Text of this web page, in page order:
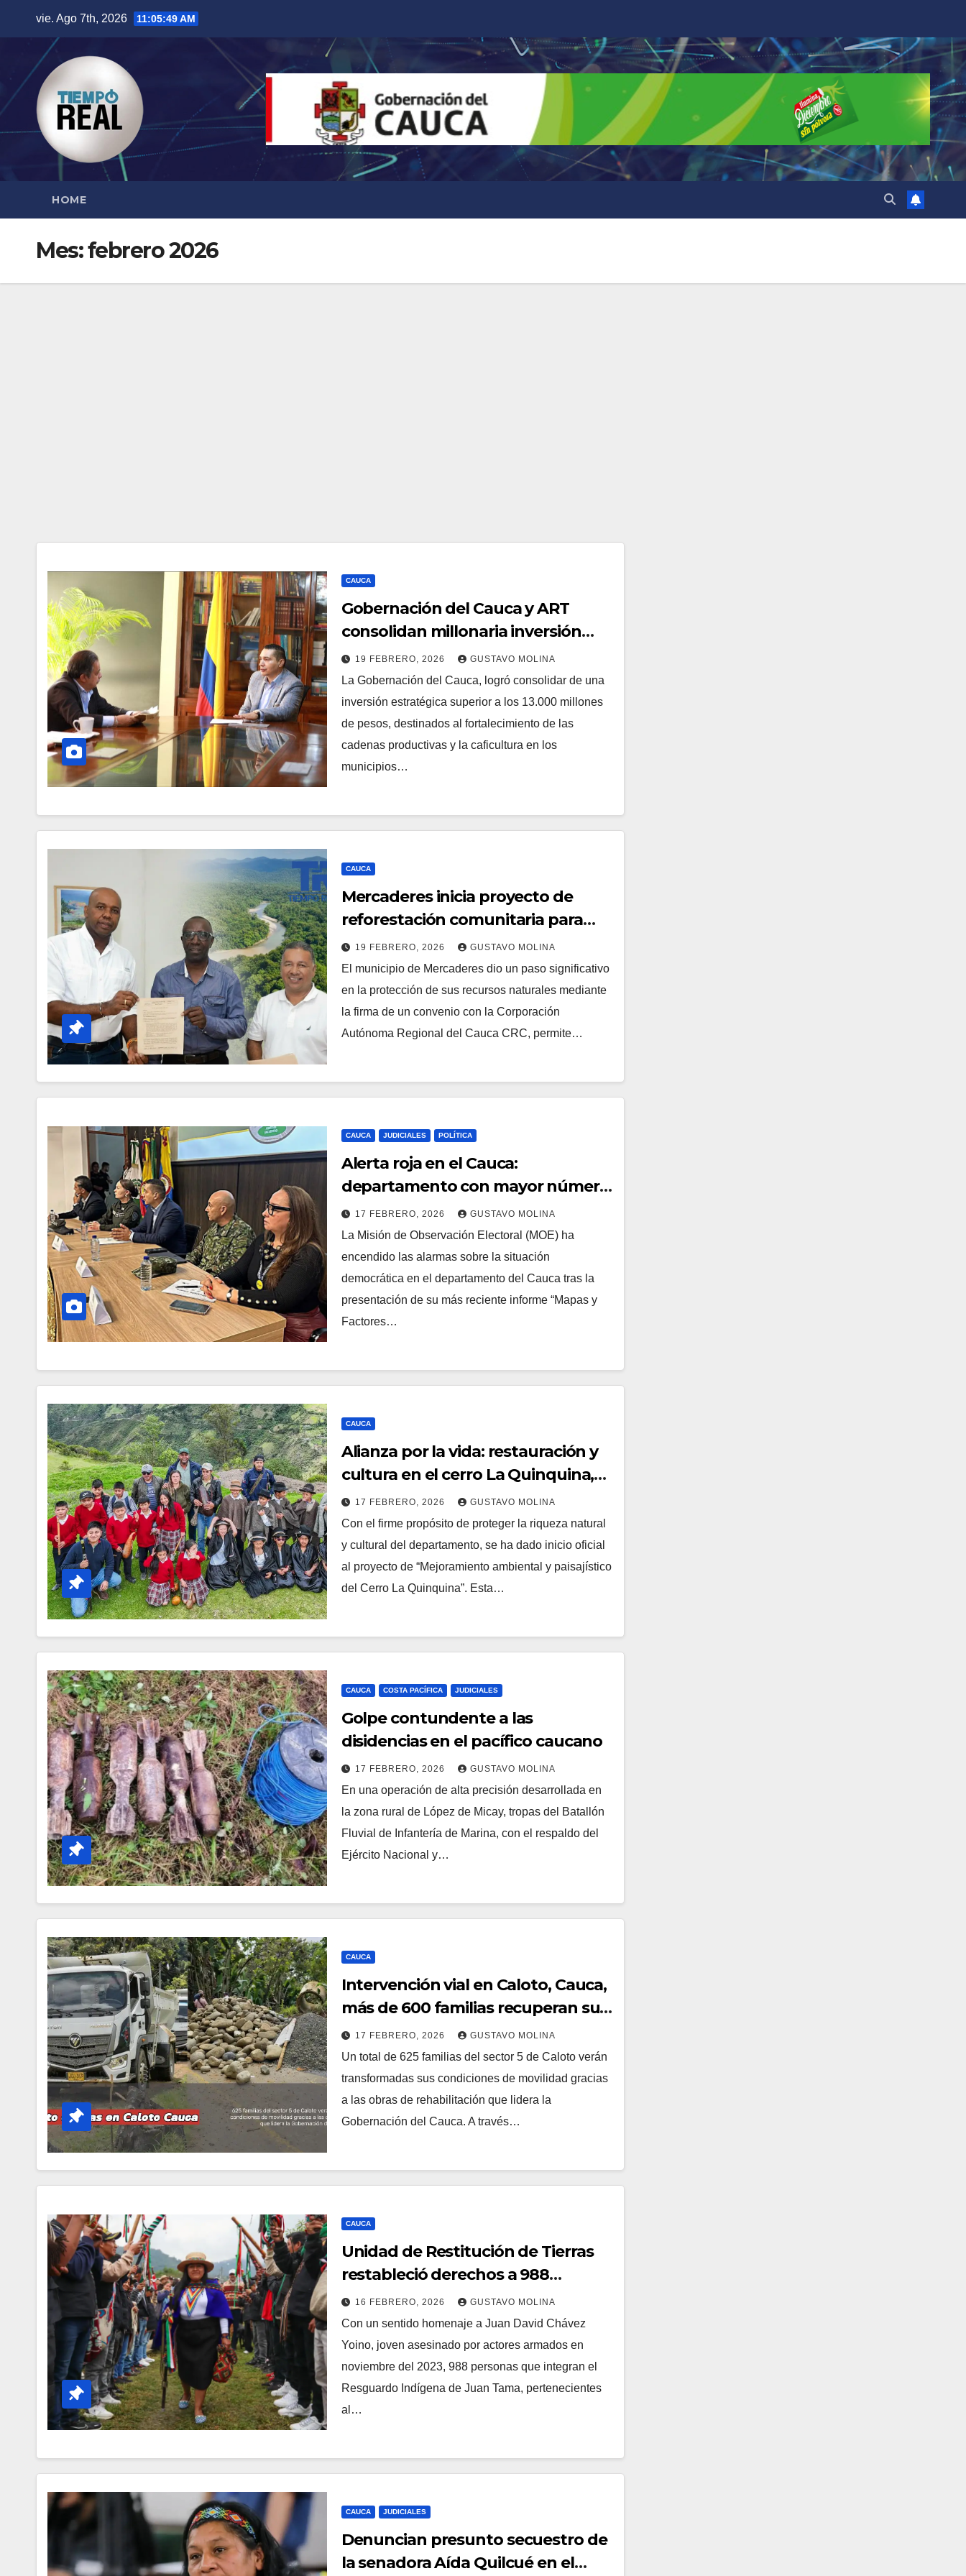
contenido
vie. Ago 7th, 2026 11:05:50 AM
HOME
Mes:febrero 2026
CAUCA
Gobernación del Cauca y ART
consolidan millonaria inversión
para fortalecer la caficultura en
zonas PDET
19 FEBRERO, 2026 GUSTAVO MOLINA
La Gobernación del Cauca, logró consolidar de una
inversión estratégica superior a los 13.000 millones
de pesos, destinados al fortalecimiento de las
cadenas productivas y la caficultura en los
municipios…
CAUCA
Mercaderes inicia proyecto de
reforestación comunitaria para
proteger sus fuentes hídricas
19 FEBRERO, 2026 GUSTAVO MOLINA
El municipio de Mercaderes dio un paso significativo
en la protección de sus recursos naturales mediante
la firma de un convenio con la Corporación
Autónoma Regional del Cauca CRC, permite…
CAUCA JUDICIALES POLÍTICA
Alerta roja en el Cauca:
departamento con mayor número
de municipios en riesgo extremo
para las elecciones 2026
17 FEBRERO, 2026 GUSTAVO MOLINA
La Misión de Observación Electoral (MOE) ha
encendido las alarmas sobre la situación
democrática en el departamento del Cauca tras la
presentación de su más reciente informe “Mapas y
Factores…
CAUCA
Alianza por la vida: restauración y
cultura en el cerro La Quinquina,
municipio de Sotará
17 FEBRERO, 2026 GUSTAVO MOLINA
Con el firme propósito de proteger la riqueza natural
y cultural del departamento, se ha dado inicio oficial
al proyecto de “Mejoramiento ambiental y paisajístico
del Cerro La Quinquina”. Esta…
CAUCA COSTA PACÍFICA JUDICIALES
Golpe contundente a las
disidencias en el pacífico caucano
17 FEBRERO, 2026 GUSTAVO MOLINA
En una operación de alta precisión desarrollada en
la zona rural de López de Micay, tropas del Batallón
Fluvial de Infantería de Marina, con el respaldo del
Ejército Nacional y…
CAUCA
Intervención vial en Caloto, Cauca,
más de 600 familias recuperan su
conectividad
17 FEBRERO, 2026 GUSTAVO MOLINA
Un total de 625 familias del sector 5 de Caloto verán
transformadas sus condiciones de movilidad gracias
a las obras de rehabilitación que lidera la
Gobernación del Cauca. A través…
CAUCA
Unidad de Restitución de Tierras
restableció derechos a 988
indígenas Nasa en Cauca
16 FEBRERO, 2026 GUSTAVO MOLINA
Con un sentido homenaje a Juan David Chávez
Yoino, joven asesinado por actores armados en
noviembre del 2023, 988 personas que integran el
Resguardo Indígena de Juan Tama, pertenecientes
al…
CAUCA JUDICIALES
Denuncian presunto secuestro de
la senadora Aída Quilcué en el